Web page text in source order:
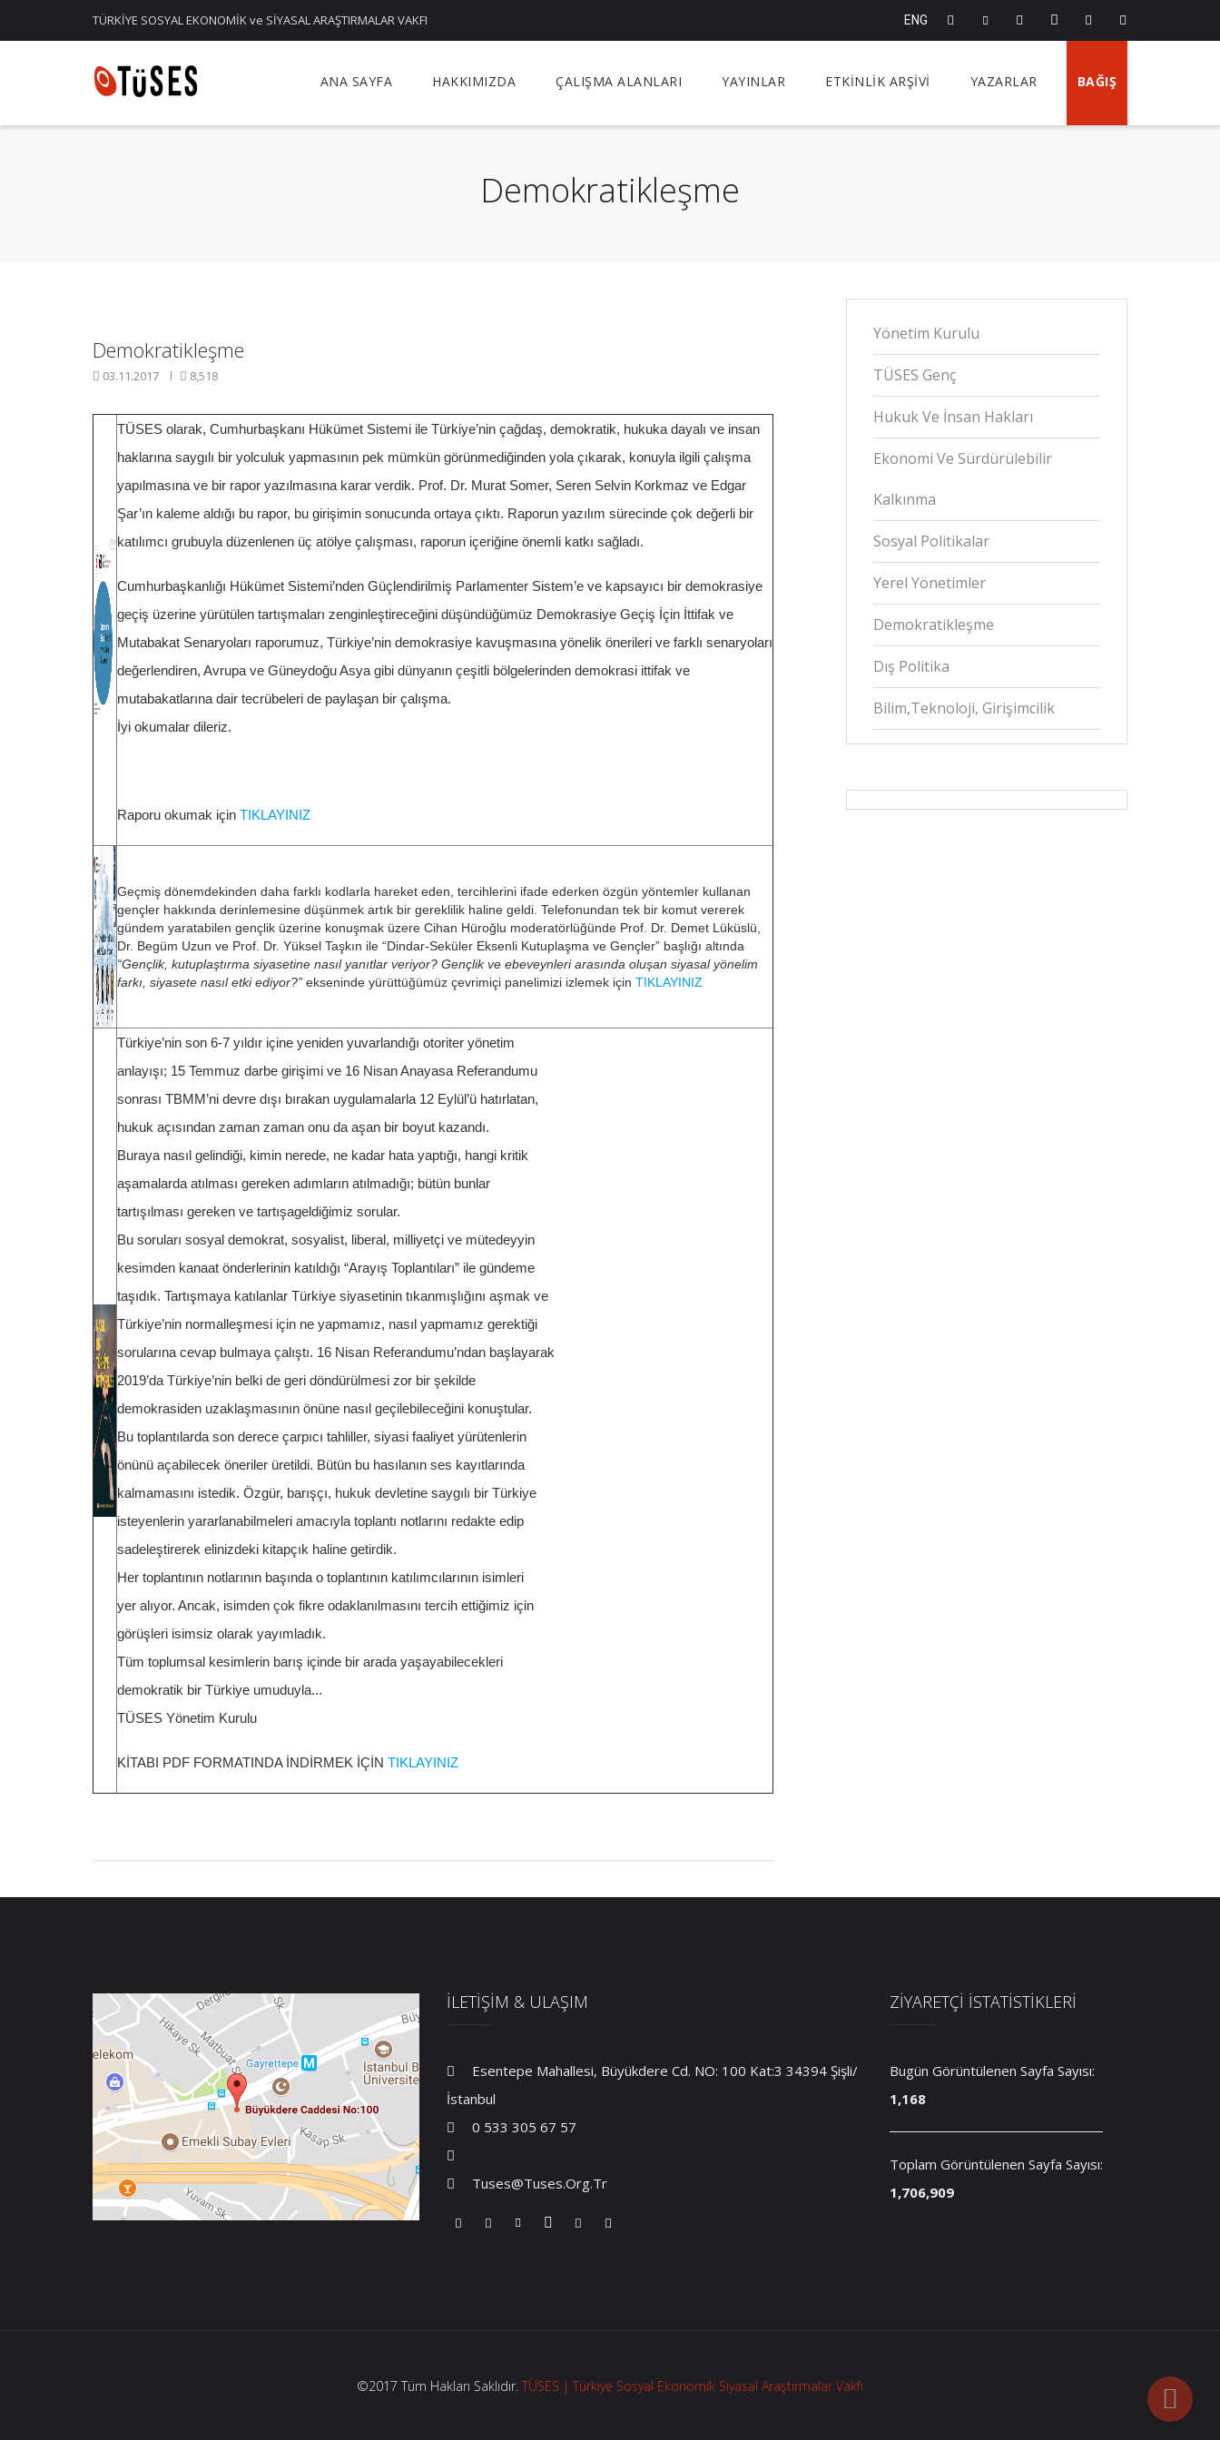
TÜRKİYE SOSYAL EKONOMİK ve SİYASAL ARAŞTIRMALAR VAKFI ENG
ANA SAYFA HAKKIMIZDA ÇALIŞMA ALANLARI YAYINLAR ETKİNLİK ARŞİVİ YAZARLAR BAĞIŞ
Demokratikleşme
Demokratikleşme
03.11.2017 8,518
TÜSES olarak, Cumhurbaşkanı Hükümet Sistemi ile Türkiye’nin çağdaş, demokratik, hukuka dayalı ve insan
haklarına saygılı bir yolculuk yapmasının pek mümkün görünmediğinden yola çıkarak, konuyla ilgili çalışma
yapılmasına ve bir rapor yazılmasına karar verdik. Prof. Dr. Murat Somer, Seren Selvin Korkmaz ve Edgar
Şar’ın kaleme aldığı bu rapor, bu girişimin sonucunda ortaya çıktı. Raporun yazılım sürecinde çok değerli bir
katılımcı grubuyla düzenlenen üç atölye çalışması, raporun içeriğine önemli katkı sağladı.
Cumhurbaşkanlığı Hükümet Sistemi’nden Güçlendirilmiş Parlamenter Sistem’e ve kapsayıcı bir demokrasiye
geçiş üzerine yürütülen tartışmaları zenginleştireceğini düşündüğümüz Demokrasiye Geçiş İçin İttifak ve
Mutabakat Senaryoları raporumuz, Türkiye’nin demokrasiye kavuşmasına yönelik önerileri ve farklı senaryoları
değerlendiren, Avrupa ve Güneydoğu Asya gibi dünyanın çeşitli bölgelerinden demokrasi ittifak ve
mutabakatlarına dair tecrübeleri de paylaşan bir çalışma.
İyi okumalar dileriz.
Raporu okumak için TIKLAYINIZ
Geçmiş dönemdekinden daha farklı kodlarla hareket eden, tercihlerini ifade ederken özgün yöntemler kullanan
gençler hakkında derinlemesine düşünmek artık bir gereklilik haline geldi. Telefonundan tek bir komut vererek
gündem yaratabilen gençlik üzerine konuşmak üzere Cihan Hüroğlu moderatörlüğünde Prof. Dr. Demet Lüküslü,
Dr. Begüm Uzun ve Prof. Dr. Yüksel Taşkın ile “Dindar-Seküler Eksenli Kutuplaşma ve Gençler” başlığı altında
“Gençlik, kutuplaştırma siyasetine nasıl yanıtlar veriyor? Gençlik ve ebeveynleri arasında oluşan siyasal yönelim
farkı, siyasete nasıl etki ediyor?” ekseninde yürüttüğümüz çevrimiçi panelimizi izlemek için TIKLAYINIZ
Türkiye’nin son 6-7 yıldır içine yeniden yuvarlandığı otoriter yönetim
anlayışı; 15 Temmuz darbe girişimi ve 16 Nisan Anayasa Referandumu
sonrası TBMM’ni devre dışı bırakan uygulamalarla 12 Eylül’ü hatırlatan,
hukuk açısından zaman zaman onu da aşan bir boyut kazandı.
Buraya nasıl gelindiği, kimin nerede, ne kadar hata yaptığı, hangi kritik
aşamalarda atılması gereken adımların atılmadığı; bütün bunlar
tartışılması gereken ve tartışageldiğimiz sorular.
Bu soruları sosyal demokrat, sosyalist, liberal, milliyetçi ve mütedeyyin
kesimden kanaat önderlerinin katıldığı “Arayış Toplantıları” ile gündeme
taşıdık. Tartışmaya katılanlar Türkiye siyasetinin tıkanmışlığını aşmak ve
Türkiye’nin normalleşmesi için ne yapmamız, nasıl yapmamız gerektiği
sorularına cevap bulmaya çalıştı. 16 Nisan Referandumu’ndan başlayarak
2019’da Türkiye’nin belki de geri döndürülmesi zor bir şekilde
demokrasiden uzaklaşmasının önüne nasıl geçilebileceğini konuştular.
Bu toplantılarda son derece çarpıcı tahliller, siyasi faaliyet yürütenlerin
önünü açabilecek öneriler üretildi. Bütün bu hasılanın ses kayıtlarında
kalmamasını istedik. Özgür, barışçı, hukuk devletine saygılı bir Türkiye
isteyenlerin yararlanabilmeleri amacıyla toplantı notlarını redakte edip
sadeleştirerek elinizdeki kitapçık haline getirdik.
Her toplantının notlarının başında o toplantının katılımcılarının isimleri
yer alıyor. Ancak, isimden çok fikre odaklanılmasını tercih ettiğimiz için
görüşleri isimsiz olarak yayımladık.
Tüm toplumsal kesimlerin barış içinde bir arada yaşayabilecekleri
demokratik bir Türkiye umuduyla...
TÜSES Yönetim Kurulu
KİTABI PDF FORMATINDA İNDİRMEK İÇİN TIKLAYINIZ
Yönetim Kurulu
TÜSES Genç
Hukuk Ve İnsan Hakları
Ekonomi Ve Sürdürülebilir
Kalkınma
Sosyal Politikalar
Yerel Yönetimler
Demokratikleşme
Dış Politika
Bilim,Teknoloji, Girişimcilik
İLETİŞİM & ULAŞIM
Esentepe Mahallesi, Büyükdere Cd. NO: 100 Kat:3 34394 Şişli/
İstanbul
0 533 305 67 57
Tuses@tuses.org.tr
ZİYARETÇİ İSTATİSTİKLERİ
Bugün Görüntülenen Sayfa Sayısı:
1,168
Toplam Görüntülenen Sayfa Sayısı:
1,706,909
©2017 Tüm Hakları Saklıdır. TÜSES | Türkiye Sosyal Ekonomik Siyasal Araştırmalar Vakfı